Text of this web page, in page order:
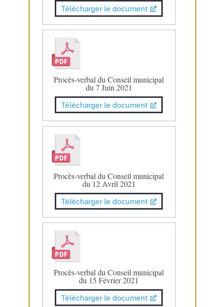
Télécharger le document
Procès-verbal du Conseil municipal
du 7 Juin 2021
Télécharger le document
Procès-verbal du Conseil municipal
du 12 Avril 2021
Télécharger le document
Procès-verbal du Conseil municipal
du 15 Février 2021
Télécharger le document